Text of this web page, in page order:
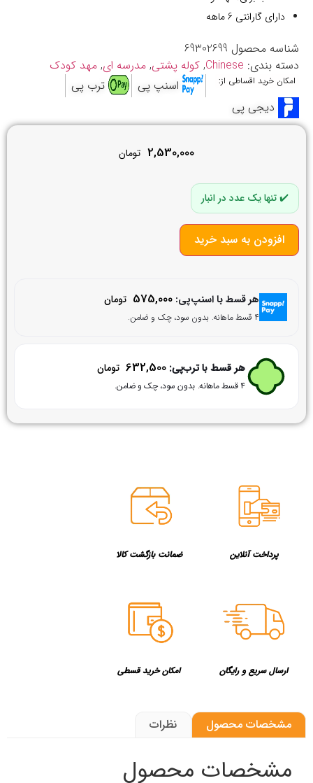
دارای گارانتی 6 ماهه
شناسه محصول 69302699
دسته بندی: Chinese
, کوله پشتی, مدرسه ای, مهد کودک
امکان خرید اقساطی از: اسنپ پی
ترب پی
دیجی پی
2,530,000 تومان
تنها یک عدد در انبار
افزودن به سبد خرید
هر قسط با اسنپ‌پی: 575,000 تومان
۴ قسط ماهانه. بدون سود، چک و ضامن.
هر قسط با ترب‌پی: 632,500 تومان
۴ قسط ماهانه. بدون سود، چک و ضامن.
پرداخت آنلاین ضمانت بازگشت کالا
ارسال سریع و رایگان امکان خرید قسطی
مشخصات محصول نظرات
مشخصات محصول